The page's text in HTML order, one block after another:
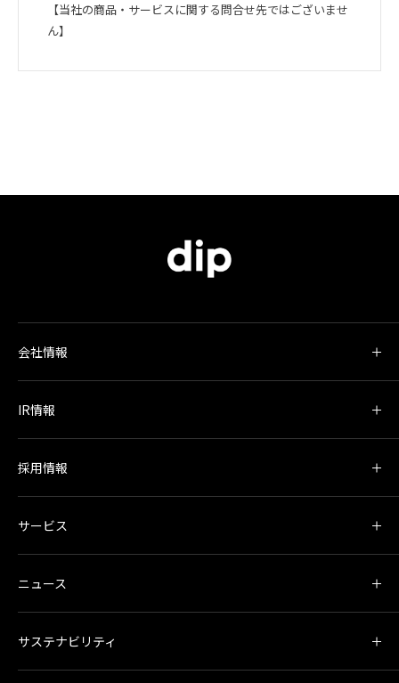
【当社の商品・サービスに関する問合せ先ではございませ
ん】
会社情報
IR情報
採用情報
サービス
ニュース
サステナビリティ